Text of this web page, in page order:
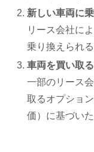
新しい車両に
リース会社に
乗り換えられ
車両を買い取る
一部のリース
取るオプショ
価）に基づい